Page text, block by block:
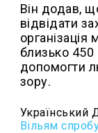
Він додав,
відвідати
організація
близько 450
допомогти
зору.
Український
Вільям